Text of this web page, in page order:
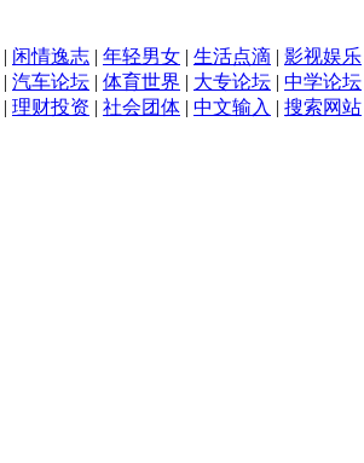
| 闲情逸志 | 年轻男女 | 生活点滴 | 影视娱乐
| 汽车论坛 | 体育世界 | 大专论坛 | 中学论坛
| 理财投资 | 社会团体 | 中文输入 | 搜索网站